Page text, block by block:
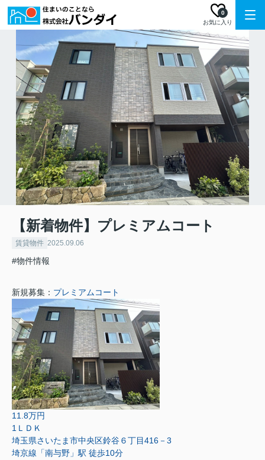
お気に入り
0
【新着物件】プレミアムコート
賃貸物件 2025.09.06
#物件情報
新規募集： プレミアムコート
11.8万円
1ＬＤＫ
埼玉県さいたま市中央区鈴谷６丁目416－3
埼京線「南与野」駅 徒歩10分